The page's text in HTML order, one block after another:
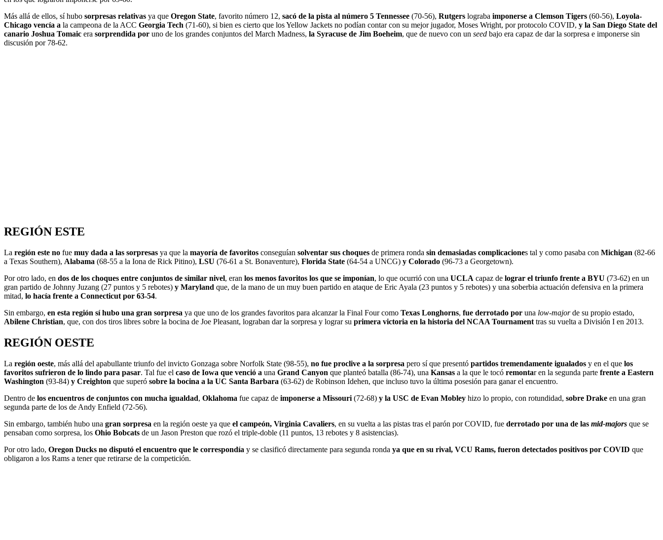
Más allá de ellos, sí hubo sorpresas relativas ya que Oregon State, favorito número 12, sacó de la pista al número 5 Tennessee (70-56), Rutgers lograba imponerse a Clemson Tigers (60-56), Loyola-
Chicago vencía a la campeona de la ACC Georgia Tech (71-60), si bien es cierto que los Yellow Jackets no podían contar con su mejor jugador, Moses Wright, por protocolo COVID, y la San Diego State del
canario Joshua Tomaic era sorprendida por uno de los grandes conjuntos del March Madness, la Syracuse de Jim Boeheim, que de nuevo con un seed bajo era capaz de dar la sorpresa e imponerse sin
discusión por 78-62.
REGIÓN ESTE
La región este no fue muy dada a las sorpresas ya que la mayoría de favoritos conseguían solventar sus choques de primera ronda sin demasiadas complicaciones tal y como pasaba con Michigan (82-66
a Texas Southern), Alabama (68-55 a la Iona de Rick Pitino), LSU (76-61 a St. Bonaventure), Florida State (64-54 a UNCG) y Colorado (96-73 a Georgetown).
Por otro lado, en dos de los choques entre conjuntos de similar nivel, eran los menos favoritos los que se imponían, lo que ocurrió con una UCLA capaz de lograr el triunfo frente a BYU (73-62) en un
gran partido de Johnny Juzang (27 puntos y 5 rebotes) y Maryland que, de la mano de un muy buen partido en ataque de Eric Ayala (23 puntos y 5 rebotes) y una soberbia actuación defensiva en la primera
mitad, lo hacía frente a Connecticut por 63-54.
Sin embargo, en esta región sí hubo una gran sorpresa ya que uno de los grandes favoritos para alcanzar la Final Four como Texas Longhorns, fue derrotado por una low-majorde su propio estado,
Abilene Christian, que, con dos tiros libres sobre la bocina de Joe Pleasant, lograban dar la sorpresa y lograr su primera victoria en la historia del NCAA Tournament tras su vuelta a División I en 2013.
REGIÓN OESTE
La región oeste, más allá del apabullante triunfo del invicto Gonzaga sobre Norfolk State (98-55), no fue proclive a la sorpresa pero sí que presentó partidos tremendamente igualados y en el que los
favoritos sufrieron de lo lindo para pasar. Tal fue el caso de Iowa que venció a una Grand Canyon que planteó batalla (86-74), una Kansas a la que le tocó remontar en la segunda parte frente a Eastern
Washington (93-84) y Creighton que superó sobre la bocina a la UC Santa Barbara (63-62) de Robinson Idehen, que incluso tuvo la última posesión para ganar el encuentro.
Dentro de los encuentros de conjuntos con mucha igualdad, Oklahoma fue capaz de imponerse a Missouri (72-68) y la USC de Evan Mobley hizo lo propio, con rotundidad, sobre Drake en una gran
segunda parte de los de Andy Enfield (72-56).
Sin embargo, también hubo una gran sorpresa en la región oeste ya que el campeón, Virginia Cavaliers, en su vuelta a las pistas tras el parón por COVID, fue derrotado por una de las mid-majors que se
pensaban como sorpresa, los Ohio Bobcats de un Jason Preston que rozó el triple-doble (11 puntos, 13 rebotes y 8 asistencias).
Por otro lado, Oregon Ducks no disputó el encuentro que le correspondía y se clasificó directamente para segunda ronda ya que en su rival, VCU Rams, fueron detectados positivos por COVID que
obligaron a los Rams a tener que retirarse de la competición.